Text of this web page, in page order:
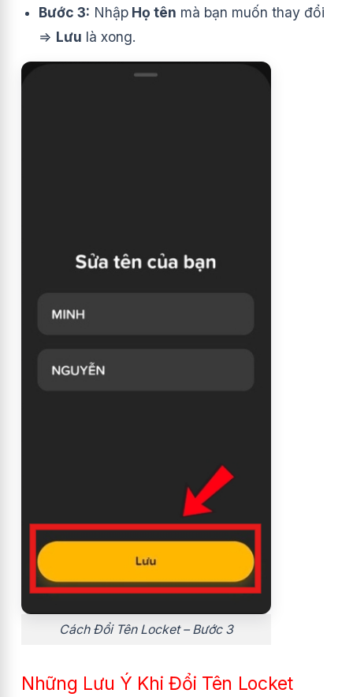
Bước 3: Nhập Họ tên mà bạn muốn thay đổi
⇒ Lưu là xong.
Cách Đổi Tên Locket – Bước 3
Những Lưu Ý Khi Đổi Tên Locket